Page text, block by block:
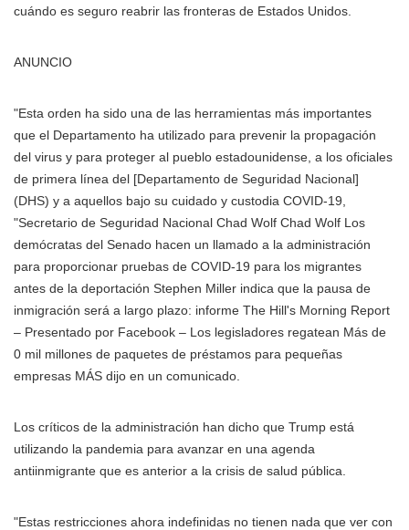
cuándo es seguro reabrir las fronteras de Estados Unidos.
ANUNCIO
"Esta orden ha sido una de las herramientas más importantes
que el Departamento ha utilizado para prevenir la propagación
del virus y para proteger al pueblo estadounidense, a los oficiales
de primera línea del [Departamento de Seguridad Nacional]
(DHS) y a aquellos bajo su cuidado y custodia COVID-19,
"Secretario de Seguridad Nacional Chad Wolf Chad Wolf Los
demócratas del Senado hacen un llamado a la administración
para proporcionar pruebas de COVID-19 para los migrantes
antes de la deportación Stephen Miller indica que la pausa de
inmigración será a largo plazo: informe The Hill's Morning Report
– Presentado por Facebook – Los legisladores regatean Más de
0 mil millones de paquetes de préstamos para pequeñas
empresas MÁS dijo en un comunicado.
Los críticos de la administración han dicho que Trump está
utilizando la pandemia para avanzar en una agenda
antiinmigrante que es anterior a la crisis de salud pública.
"Estas restricciones ahora indefinidas no tienen nada que ver con